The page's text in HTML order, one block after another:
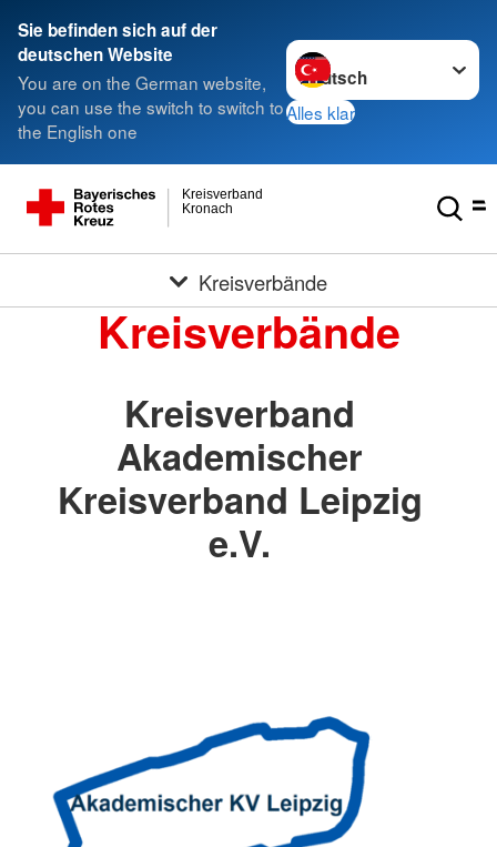
Sie befinden sich auf der
deutschen Website
You are on the German website,
you can use the switch to switch to
the English one
Sprache wechseln zu
Alles klar
Kronach
Kreisverband
Kreisverbände
Kreisverbände
Kreisverband
Akademischer
Kreisverband Leipzig
e.V.